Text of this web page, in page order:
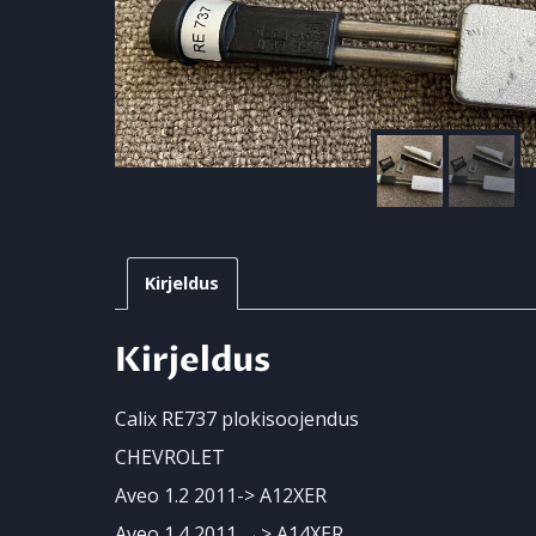
Kirjeldus
Kirjeldus
Calix RE737 plokisoojendus
CHEVROLET
Aveo 1.2 2011-> A12XER